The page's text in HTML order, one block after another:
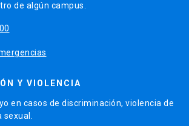
de algún campus.
Y VIOLENCIA
en casos de discriminación, violencia de
sexual.